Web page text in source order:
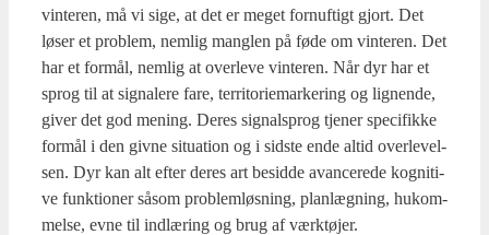
vin­te­r­en, må vi sige, at det er meget for­nuf­tigt gjort. Det
løser et pro­blem, nem­lig mang­len på føde om vin­te­r­en. Det
har et for­mål, nem­lig at over­le­ve vin­te­r­en. Når dyr har et
sprog til at sig­na­le­re fare, ter­ri­to­ri­e­mar­ke­ring og lig­nen­de,
giver det god mening. Deres sig­nal­sprog tje­ner spe­ci­fik­ke
for­mål i den giv­ne situ­a­tion og i sid­ste ende altid over­le­vel­
sen. Dyr kan alt efter deres art besid­de avan­ce­re­de kog­ni­ti­
ve funk­tio­ner såsom pro­blem­løs­ning, plan­læg­ning, hukom­
mel­se, evne til ind­læ­ring og brug af værk­tø­jer.